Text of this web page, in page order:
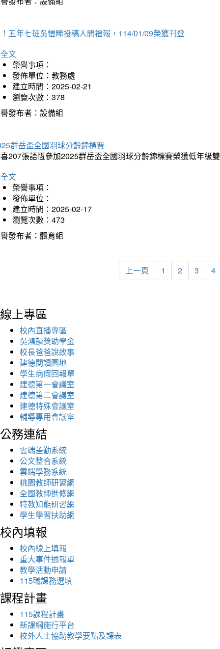
五年七班吳愷晞投稿人間福報，114/01/09榮獲刊登
文
榮譽事項：
發佈單位：教務處
建立時間：2025-02-21
瀏覽次數：378
發布者：設備組
群岳盃全國羽球分齡錦標賽
207張語恆參加2025群岳盃全國羽球分齡錦標賽榮獲低年級
文
榮譽事項：
發佈單位：
建立時間：2025-02-17
瀏覽次數：473
發布者：體育組
上一頁 1 2 3 4
線上專區
校內直播專區
吳鴻麟獎助學金
校長爸爸說故事
建德閱讀園地
學生病假回報單
建德第一會議室
建德第二會議室
建德特殊會議室
輔導專用會議室
公務連結
雲端差勤系統
公文整合系統
雲端學務系統
桃園教師研習網
全國教師進修網
特教知能研習網
學生學習扶助網
校內填報
校內線上填報
重大事件通報單
教學活動申請
115職課務選填
課程計畫
115課程計畫
新課綱施行平台
校外人士協助教學要點及課表